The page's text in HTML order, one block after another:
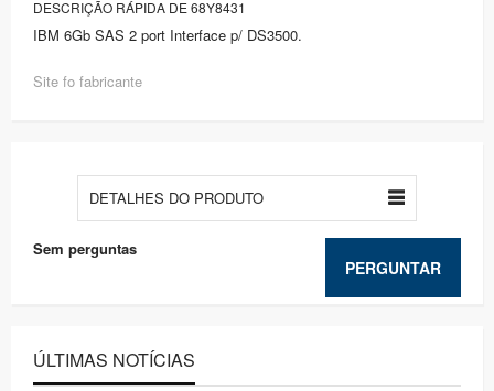
DESCRIÇÃO RÁPIDA DE 68Y8431
IBM 6Gb SAS 2 port Interface p/ DS3500.
Site fo fabricante
DETALHES DO PRODUTO
PERGUNTAR
Sem perguntas
ÚLTIMAS NOTÍCIAS